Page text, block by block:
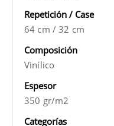
Repetición / Case
64 cm /32 cm
Composición
Vinílico
Espesor
350 gr/m2
Categorías